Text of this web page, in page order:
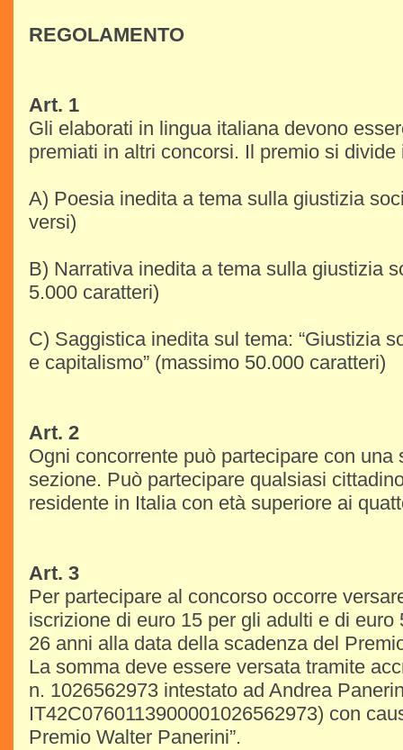
REGOLAMENTO
Art. 1
Gli elaborati in lingua italiana devono
premiati in altri concorsi. Il premio si divide
A) Poesia inedita a tema sulla giustizia
versi)
B) Narrativa inedita a tema sulla giustizia
5.000 caratteri)
C) Saggistica inedita sul tema: “Giustizia
e capitalismo” (massimo 50.000 caratteri)
Art. 2
Ogni concorrente può partecipare con una
sezione. Può partecipare qualsiasi
residente in Italia con età superiore ai
Art. 3
Per partecipare al concorso occorre
iscrizione di euro 15 per gli adulti e di euro
26 anni alla data della scadenza del
La somma deve essere versata tramite
n. 1026562973 intestato ad Andrea
IT42C0760113900001026562973) con
Premio Walter Panerini”.